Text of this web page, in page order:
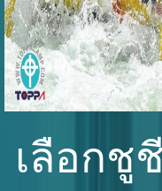
เลือกชู